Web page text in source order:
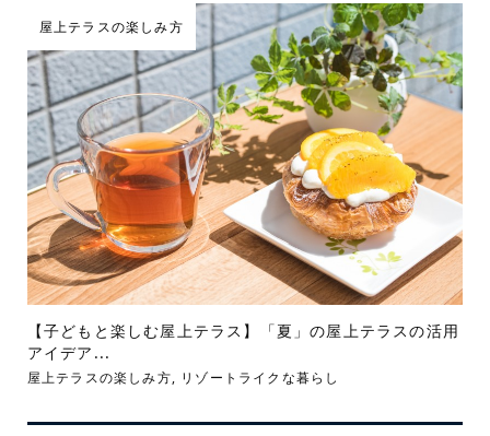
屋上テラスの楽しみ方
【子どもと楽しむ屋上テラス】「夏」の屋上テラスの活用
アイデア...
屋上テラスの楽しみ方, リゾートライクな暮らし